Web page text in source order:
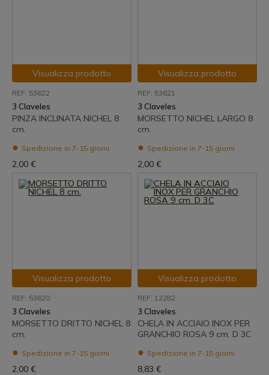
Visualizza prodotto
REF: 53622
3 Claveles
PINZA INCLINATA NICHEL 8
cm.
Spedizione in 7-15 giorni
2,00 €
Visualizza prodotto
REF: 53621
3 Claveles
MORSETTO NICHEL LARGO 8
cm.
Spedizione in 7-15 giorni
2,00 €
Visualizza prodotto
REF: 53620
3 Claveles
MORSETTO DRITTO NICHEL 8
cm.
Spedizione in 7-15 giorni
2,00 €
Visualizza prodotto
REF: 12282
3 Claveles
CHELA IN ACCIAIO INOX PER
GRANCHIO ROSA 9 cm. D 3C
Spedizione in 7-15 giorni
8,83 €